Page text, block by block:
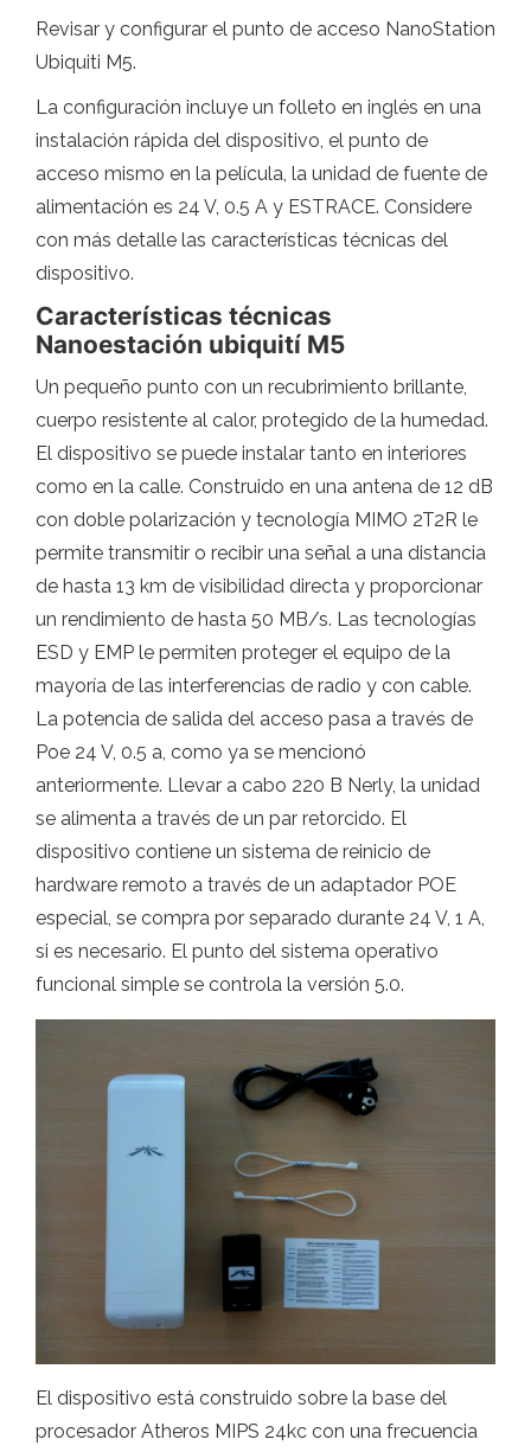
Revisar y configurar el punto de acceso NanoStation
Ubiquiti M5.
La configuración incluye un folleto en inglés en una
instalación rápida del dispositivo, el punto de
acceso mismo en la película, la unidad de fuente de
alimentación es 24 V, 0.5 A y ESTRACE. Considere
con más detalle las características técnicas del
dispositivo.
Características técnicas
Nanoestación ubiquití M5
Un pequeño punto con un recubrimiento brillante,
cuerpo resistente al calor, protegido de la humedad.
El dispositivo se puede instalar tanto en interiores
como en la calle. Construido en una antena de 12 dB
con doble polarización y tecnología MIMO 2T2R le
permite transmitir o recibir una señal a una distancia
de hasta 13 km de visibilidad directa y proporcionar
un rendimiento de hasta 50 MB/s. Las tecnologías
ESD y EMP le permiten proteger el equipo de la
mayoría de las interferencias de radio y con cable.
La potencia de salida del acceso pasa a través de
Poe 24 V, 0.5 a, como ya se mencionó
anteriormente. Llevar a cabo 220 B Nerly, la unidad
se alimenta a través de un par retorcido. El
dispositivo contiene un sistema de reinicio de
hardware remoto a través de un adaptador POE
especial, se compra por separado durante 24 V, 1 A,
si es necesario. El punto del sistema operativo
funcional simple se controla la versión 5.0.
El dispositivo está construido sobre la base del
procesador Atheros MIPS 24kc con una frecuencia